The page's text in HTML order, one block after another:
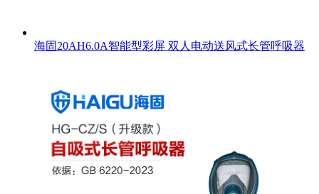
海固20AH6.0A智能型彩屏 双人电动送风式长管呼吸器